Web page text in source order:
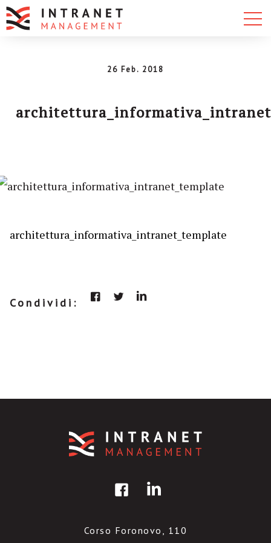
26 Feb. 2018
architettura_informativa_intranet_template
Condividi:
Corso Foronovo, 110